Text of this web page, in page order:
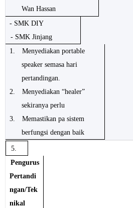
Wan Hassan
- SMK DIY
- SMK Jinjang
1.
Menyediakan portable
speaker semasa hari
pertandingan.
2.
Menyediakan “healer”
sekiranya perlu
3.
Memastikan pa sistem
berfungsi dengan baik
5.
Pengurus
Pertandi
ngan/Tek
nikal